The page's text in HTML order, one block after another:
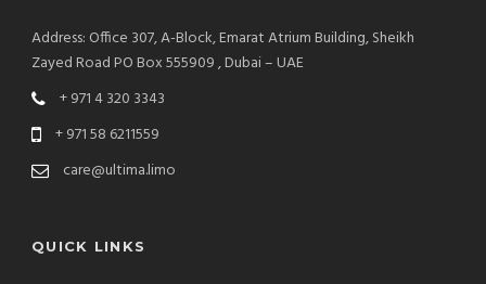
Address: Office 307, A-Block, Emarat Atrium Building, Sheikh
Zayed Road PO Box 555909 , Dubai – UAE
+ 971 4 320 3343
+ 971 58 6211559
care@ultima.limo
QUICK LINKS